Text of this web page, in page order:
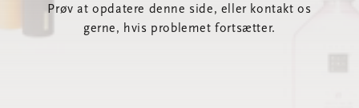
Prøv at opdatere denne side, eller kontakt os
gerne, hvis problemet fortsætter.